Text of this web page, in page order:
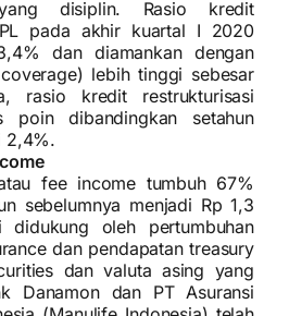
disiplin. Rasio kredit
pada akhir kuartal I 2020
dan diamankan dengan
lebih tinggi sebesar
rasio kredit restrukturisasi
poin dibandingkan setahun
2,4%.
fee income tumbuh 67%
sebelumnya menjadi Rp 1,3
didukung oleh pertumbuhan
dan pendapatan treasury
dan valuta asing yang
Danamon dan PT Asuransi